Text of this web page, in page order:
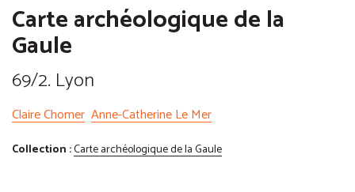
Carte archéologique de la
Gaule
69/2. Lyon
Claire Chomer Anne-Catherine Le Mer
Collection :Carte archéologique de la Gaule